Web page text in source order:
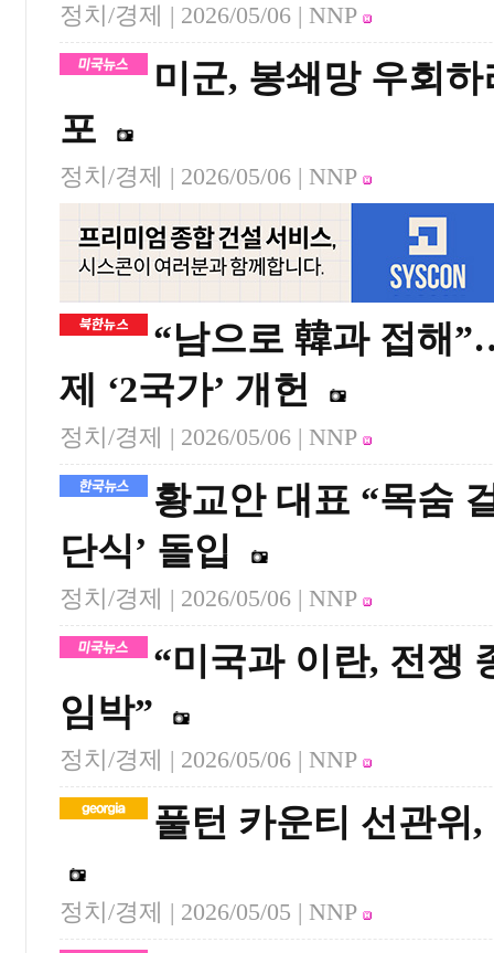
정치/경제 | 2026/05/06 | NNP
미군, 봉쇄망 우회
포
정치/경제 | 2026/05/06 | NNP
“남으로 韓과 접해
제 ‘2국가’ 개헌
정치/경제 | 2026/05/06 | NNP
황교안 대표 “목숨
단식’ 돌입
정치/경제 | 2026/05/06 | NNP
“미국과 이란, 전쟁
임박”
정치/경제 | 2026/05/06 | NNP
풀턴 카운티 선관위
정치/경제 | 2026/05/05 | NNP